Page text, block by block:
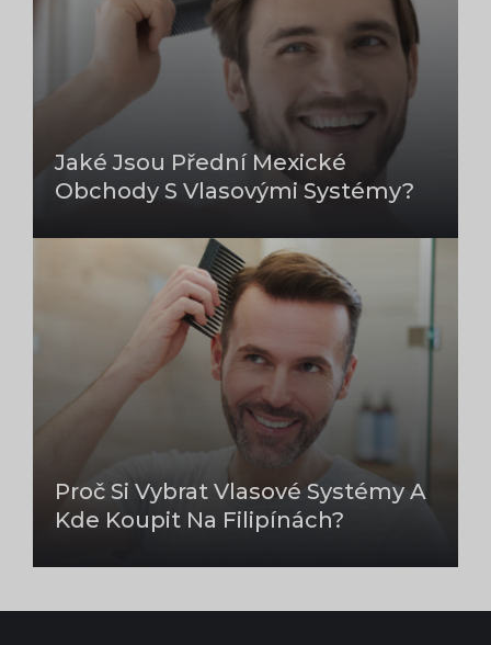
Jaké Jsou Přední Mexické
Obchody S Vlasovými Systémy?
Proč Si Vybrat Vlasové Systémy A
Kde Koupit Na Filipínách?